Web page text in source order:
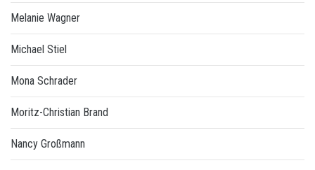
Melanie Wagner
Michael Stiel
Mona Schrader
Moritz-Christian Brand
Nancy Großmann